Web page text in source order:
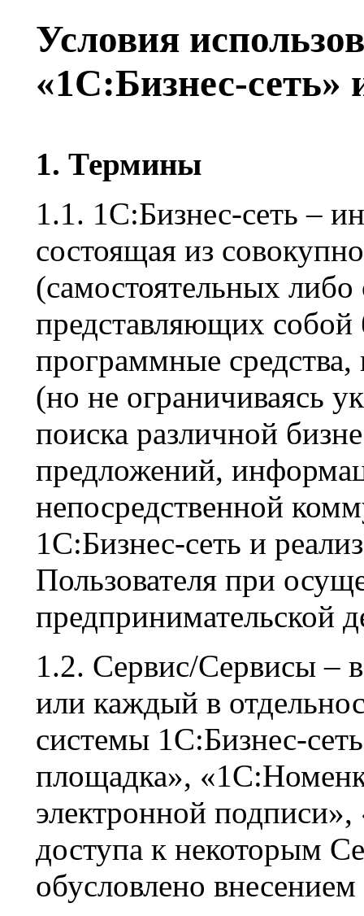
Условия
«1С:Бизнес-сеть»
1. Термины
1.1. 1С:Бизнес-сеть –
состоящая из
(самостоятельных
представляющих
программные средства,
(но не ограничиваясь
поиска различной
предложений,
непосредственной
1С:Бизнес-сеть и
Пользователя при
предпринимательской
1.2. Сервис/Сервисы –
или каждый в
системы 1С:Бизнес-
площадка»,
электронной
доступа к некоторым
обусловлено